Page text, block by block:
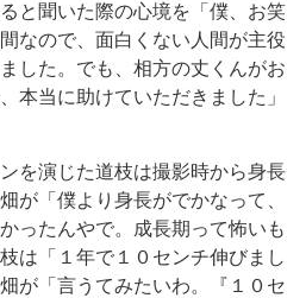
と聞いた際の心境を「僕、お笑
なので、面白くない人間が主役
した。でも、相方の丈くんがお
本当に助けていただきました」
を演じた道枝は撮影時から身長
が「僕より身長がでかなって、
ったんやで。成長期って怖いも
は「１年で１０センチ伸びまし
が「言うてみたいわ。『１０セ